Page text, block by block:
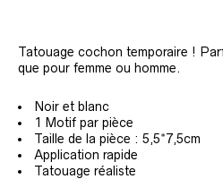
Tatouage cochon temporaire !
que pour femme ou homme.
Noir et blanc
1 Motif par pièce
Taille de la pièce : 5,5*7,5cm
Application rapide
Tatouage réaliste